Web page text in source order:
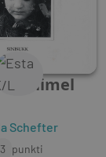
nimel
Schefter
3 punkti